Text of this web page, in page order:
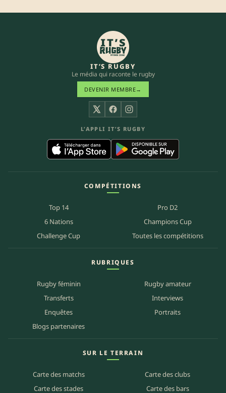
IT’S RUGBY
Le média qui raconte le rugby
DEVENIR MEMBRE→
X FacebookInstagram
L’APPLI IT’S RUGBY
COMPÉTITIONS
Top 14
Pro D2
6 Nations
Champions Cup
Challenge Cup
Toutes les compétitions
RUBRIQUES
Rugby féminin
Rugby amateur
Transferts
Interviews
Enquêtes
Portraits
Blogs partenaires
SUR LE TERRAIN
Carte des matchs
Carte des clubs
Carte des stades
Carte des bars